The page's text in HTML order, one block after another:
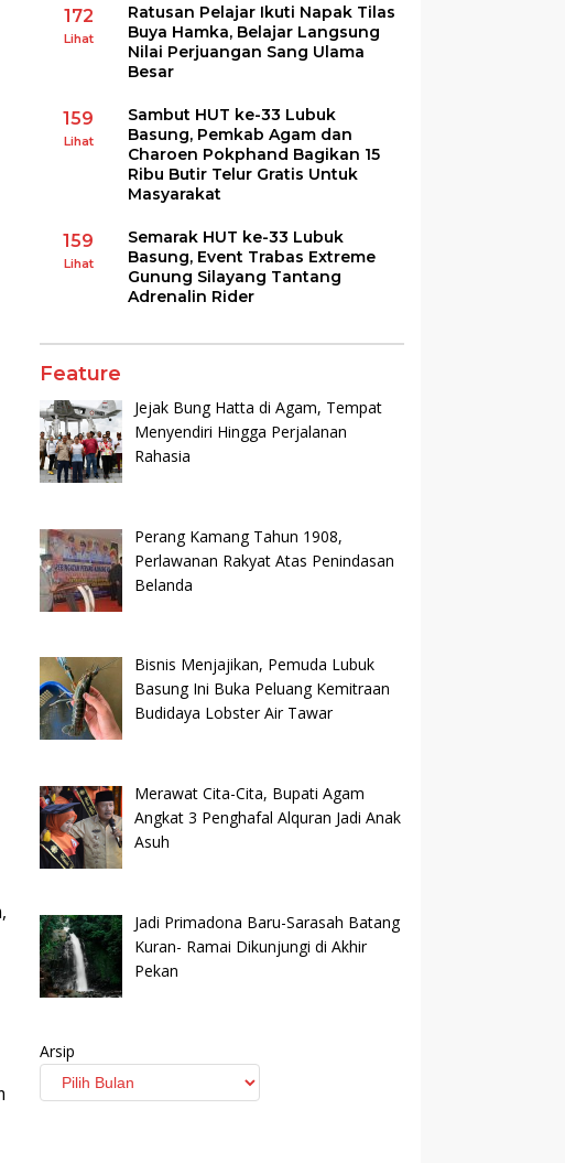
172
Lihat
Ratusan Pelajar Ikuti Napak Tilas
Buya Hamka, Belajar Langsung
Nilai Perjuangan Sang Ulama
Besar
159
Lihat
Sambut HUT ke-33 Lubuk
Basung, Pemkab Agam dan
Charoen Pokphand Bagikan 15
Ribu Butir Telur Gratis Untuk
Masyarakat
159
Lihat
Semarak HUT ke-33 Lubuk
Basung, Event Trabas Extreme
Gunung Silayang Tantang
Adrenalin Rider
Feature
Jejak Bung Hatta di Agam, Tempat
Menyendiri Hingga Perjalanan
Rahasia
Perang Kamang Tahun 1908,
Perlawanan Rakyat Atas Penindasan
Belanda
Bisnis Menjajikan, Pemuda Lubuk
Basung Ini Buka Peluang Kemitraan
Budidaya Lobster Air Tawar
Merawat Cita-Cita, Bupati Agam
Angkat 3 Penghafal Alquran Jadi Anak
Asuh
Jadi Primadona Baru-Sarasah Batang
Kuran- Ramai Dikunjungi di Akhir
Pekan
Arsip